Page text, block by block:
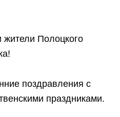
Полоцкого
поздравления с
праздниками.